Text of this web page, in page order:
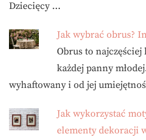
Dziecięcy …
Jak wybrać obrus?
Obrus to najczęściej
każdej panny
wyhaftowany i od jej
Jak wykorzystać
elementy dekoracji